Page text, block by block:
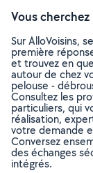
Vous
Sur AlloVoisins,
première
et trouvez en
autour de chez
pelouse -
Consultez les
particuliers, qui
réalisation,
votre demande
Conversez
des échanges
intégrés.